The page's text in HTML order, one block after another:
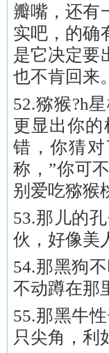
瓣嘴，还有
实吧，的确
是它决定要
也不肯回来。
52.猕猴?h
更显出你
错，你猜
称，”你可
别爱吃猕猴
53.那儿的
伙，好像美
54.那黑狗
不动蹲在那
55.那黑牛
只尖角，利